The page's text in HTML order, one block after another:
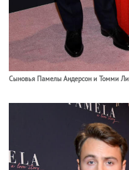
Сыновья Памелы Андерсон и Томми Ли